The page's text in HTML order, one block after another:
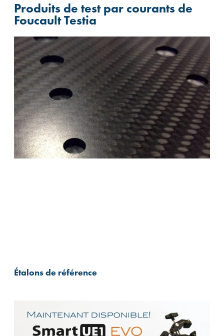
Produits de test par courants de
Foucault Testia
Étalons de référence